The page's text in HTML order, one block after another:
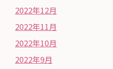
2022年12月
2022年11月
2022年10月
2022年9月